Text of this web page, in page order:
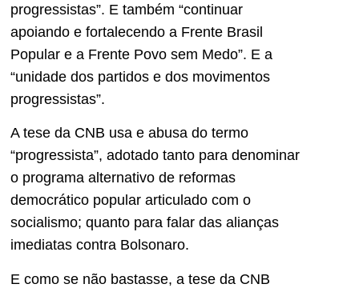
progressistas”. E também “continuar
apoiando e fortalecendo a Frente Brasil
Popular e a Frente Povo sem Medo”. E a
“unidade dos partidos e dos movimentos
progressistas”.
A tese da CNB usa e abusa do termo
“progressista”, adotado tanto para denominar
o programa alternativo de reformas
democrático popular articulado com o
socialismo; quanto para falar das alianças
imediatas contra Bolsonaro.
E como se não bastasse, a tese da CNB